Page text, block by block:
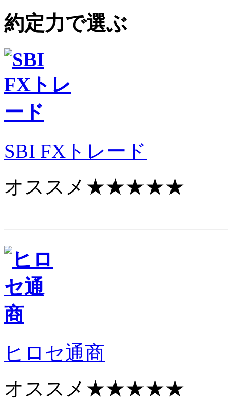
約定力で選ぶ
SBI FXトレード
オススメ ★★★★★
ヒロセ通商
オススメ ★★★★★